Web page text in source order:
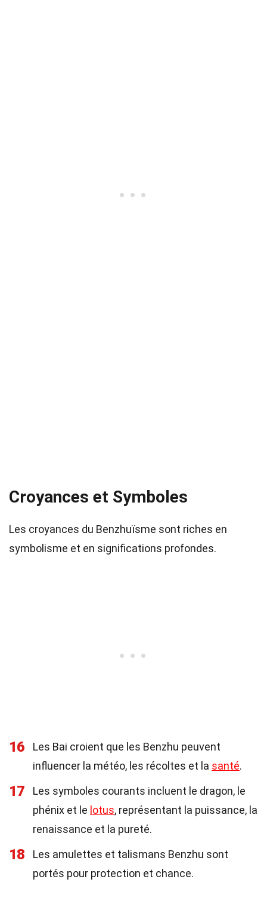
Croyances et Symboles
Les croyances du Benzhuïsme sont riches en
symbolisme et en significations profondes.
16
Les Bai croient que les Benzhu peuvent
influencer la météo, les récoltes et la santé.
17
Les symboles courants incluent le dragon, le
phénix et le lotus, représentant la puissance, la
renaissance et la pureté.
18
Les amulettes et talismans Benzhu sont
portés pour protection et chance.